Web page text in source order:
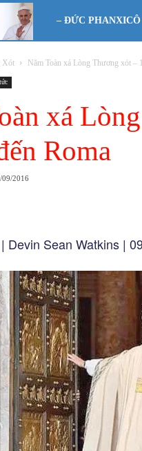
Phanxicô
– ĐỨC PHANXICÔ
Xót Năm Toàn xá Lòng Thương xót –
xá
Roma
09/2016
Devin Sean Watkins |